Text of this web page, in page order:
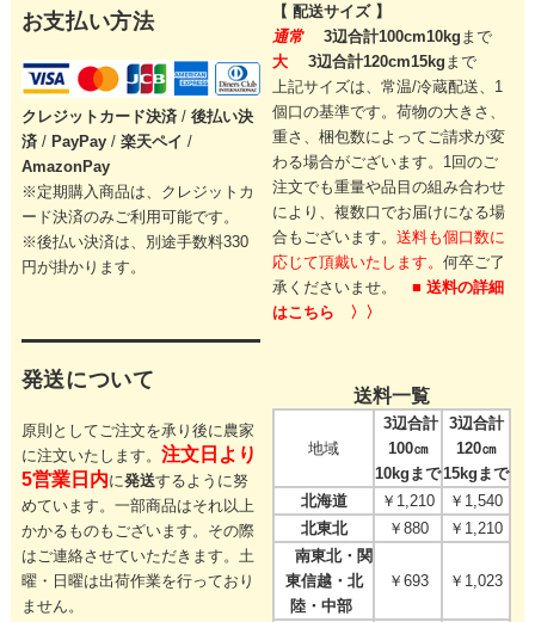
お支払い方法
クレジットカード決済 / 後払い決
済/ PayPay/ 楽天ペイ /
AmazonPay
※定期購入商品は、クレジットカ
ード決済のみご利用可能です。
※後払い決済は、別途手数料330
円が掛かります。
発送について
原則としてご注文を承り後に農家
に注文いたします。 注文日より
5営業日内に発送するように努
めています。一部商品はそれ以上
かかるものもございます。その際
はご連絡させていただきます。 土
曜・日曜は出荷作業を行っており
ません。
【 配送サイズ 】
通常
3辺合計100cm10kg まで
大
3辺合計120cm15kg まで
上記サイズは、常温/冷蔵配送、1
個口の基準です。荷物の大きさ、
重さ、梱包数によってご請求が変
わる場合がございます。 1回のご
注文でも重量や品目の組み合わせ
により、複数口でお届けになる場
合もございます。送料も個口数に
応じて頂戴いたします。何卒ご了
承くださいませ。■ 送料の詳細
はこちら 〉〉
送料一覧
地域
3辺合計
100㎝
10kgまで
3辺合計
120㎝
15kgまで
北海道
￥1,210
￥1,540
北東北
￥880
￥1,210
南東北・関
東信越・北
陸・中部
￥693 ￥1,023